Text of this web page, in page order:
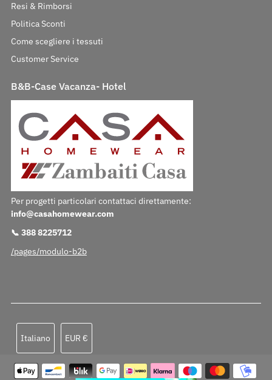
Resi & Rimborsi
Politica Sconti
Come scegliere i tessuti
Customer Service
B&B-Case Vacanza- Hotel
Per progetti particolari contattaci direttamente:
info@casahomewear.com
📞 388 8225712
/pages/modulo-b2b
Italiano EUR €